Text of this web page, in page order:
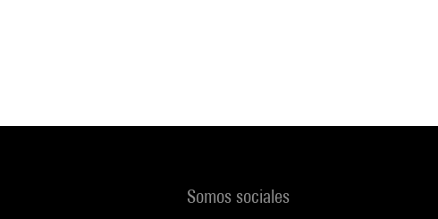
Somos sociales